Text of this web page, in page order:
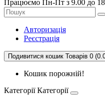
Працюємо Пн-Пт з 9.00 до
Авторизація
Реєстрація
Подивитися кошик Товарів 0
Кошик порожній!
Категорії Категорії